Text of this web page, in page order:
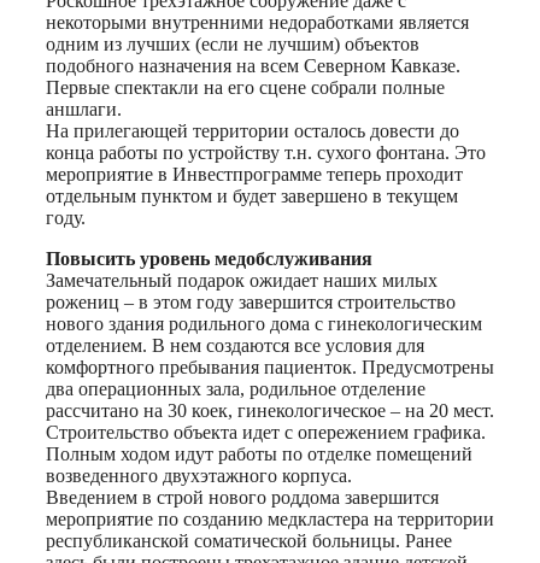
некоторыми внутренними недоработками является
одним из лучших (если не лучшим) объектов
подобного назначения на всем Северном Кавказе.
Первые спектакли на его сцене собрали полные
аншлаги.
На прилегающей территории осталось довести до
конца работы по устройству т.н. сухого фонтана. Это
мероприятие в Инвестпрограмме теперь проходит
отдельным пунктом и будет завершено в текущем
году.
Повысить уровень медобслуживания
Замечательный подарок ожидает наших милых
рожениц – в этом году завершится строительство
нового здания родильного дома с гинекологическим
отделением. В нем создаются все условия для
комфортного пребывания пациенток. Предусмотрены
два операционных зала, родильное отделение
рассчитано на 30 коек, гинекологическое – на 20 мест.
Строительство объекта идет с опережением графика.
Полным ходом идут работы по отделке помещений
возведенного двухэтажного корпуса.
Введением в строй нового роддома завершится
мероприятие по созданию медкластера на территории
республиканской соматической больницы. Ранее